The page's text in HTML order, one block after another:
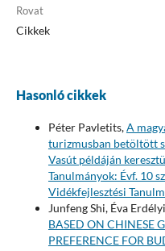
Rovat
Cikkek
Hasonló cikkek
Péter Pavletits,A
turizmusban betöltött
Vasút példáján
Tanulmányok: Évf. 10
Vidékfejlesztési
Junfeng Shi, Éva
BASED ON CHINESE
PREFERENCE FOR